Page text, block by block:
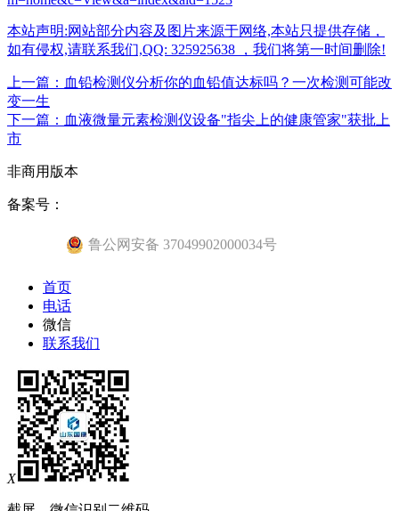
本站声明:网站部分内容及图片来源于网络,本站只提供存储，
如有侵权,请联系我们,QQ: 325925638 ，我们将第一时间删除!
上一篇：血铅检测仪分析你的血铅值达标吗？一次检测可能改
变一生
下一篇：血液微量元素检测仪设备"指尖上的健康管家"获批上
市
非商用版本
备案号：
鲁公网安备 37049902000034号
首页
电话
微信
联系我们
X